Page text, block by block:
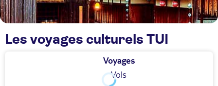
Les voyages culturels TUI
Voyages
Vols